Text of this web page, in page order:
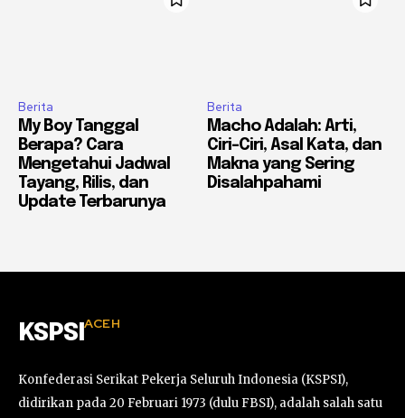
Berita
My Boy Tanggal
Berapa? Cara
Mengetahui Jadwal
Tayang, Rilis, dan
Update Terbarunya
Berita
Macho Adalah: Arti,
Ciri-Ciri, Asal Kata, dan
Makna yang Sering
Disalahpahami
KSPSI ACEH
Konfederasi Serikat Pekerja Seluruh Indonesia (KSPSI),
didirikan pada 20 Februari 1973 (dulu FBSI), adalah salah satu